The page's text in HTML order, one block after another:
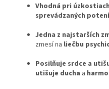
Vhodná pri
sprevádzaných
Jedna z najstarších
zmesí na liečbu
Posilňuje srdce a
utišuje ducha a